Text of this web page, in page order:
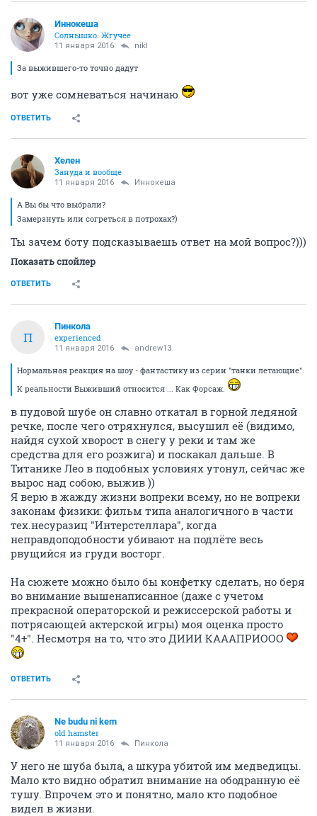
Иннокеша
Солнышко. Жгучее
11 января 2016 nikl
За выжившего-то точно дадут
вот уже сомневаться начинаю
ОТВЕТИТЬ
Хелен
Зануда и вообще
11 января 2016 Иннокеша
А Вы бы что выбрали?
Замерзнуть или согреться в потрохах?)
Ты зачем боту подсказываешь ответ на мой вопрос?)))
Показать спойлер
ОТВЕТИТЬ
П
Пинкола
experienced
11 января 2016 andrew13
Нормальная реакция на шоу - фантастику из серии "танки летающие".
К реальности Выживший относится ... Как Форсаж.
в пудовой шубе он славно откатал в горной ледяной
речке, после чего отряхнулся, высушил её (видимо,
найдя сухой хворост в снегу у реки и там же
средства для его розжига) и поскакал дальше. В
Титанике Лео в подобных условиях утонул, сейчас же
вырос над собою, выжив ))
Я верю в жажду жизни вопреки всему, но не вопреки
законам физики: фильм типа аналогичного в части
тех.несуразиц "Интерстеллара", когда
неправдоподобности убивают на подлёте весь
рвущийся из груди восторг.
На сюжете можно было бы конфетку сделать, но беря
во внимание вышенаписанное (даже с учетом
прекрасной операторской и режиссерской работы и
потрясающей актерской игры) моя оценка просто
"4+". Несмотря на то, что это ДИИИ КАААПРИООО
ОТВЕТИТЬ
Ne budu ni kem
old hamster
11 января 2016 Пинкола
У него не шуба была, а шкура убитой им медведицы.
Мало кто видно обратил внимание на ободранную её
тушу. Впрочем это и понятно, мало кто подобное
видел в жизни.